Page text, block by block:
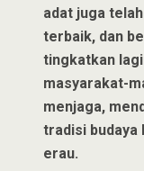
adat juga
terbaik, dan
tingkatkan
masyarakat-
menjaga,
tradisi budaya
erau.